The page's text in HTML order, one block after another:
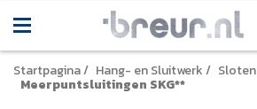
Startpagina/ Hang- en Sluitwerk/ Sloten
Meerpuntsluitingen SKG**